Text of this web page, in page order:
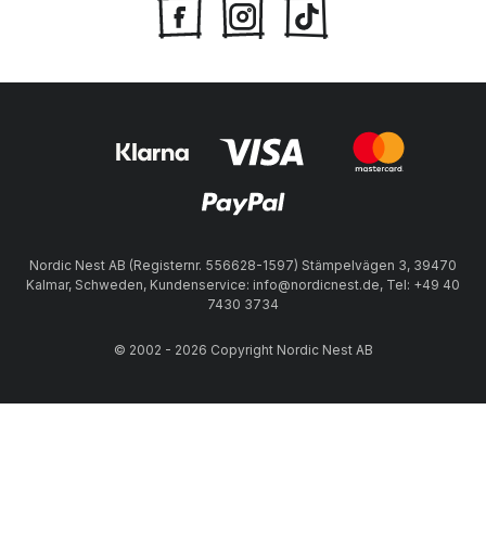
Nordic Nest AB (Registernr. 556628-1597) Stämpelvägen 3, 39470
Kalmar, Schweden, Kundenservice: info@nordicnest.de, Tel: +49 40
7430 3734
© 2002 - 2026 Copyright Nordic Nest AB